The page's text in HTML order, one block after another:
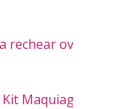
ovos
Maquiagem